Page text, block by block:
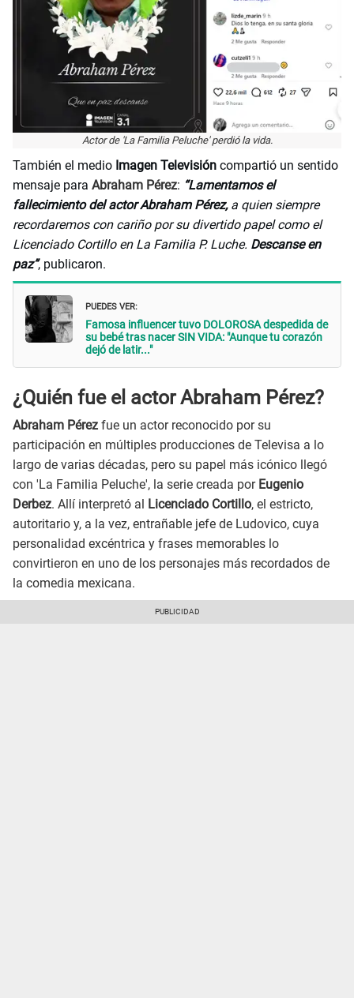
Actor de 'La Familia Peluche' perdió la vida.
También el medio Imagen Televisión compartió un sentido
mensaje para Abraham Pérez: “Lamentamos el
fallecimiento del actor Abraham Pérez,a quien siempre
recordaremos con cariño por su divertido papel como el
Licenciado Cortillo en La Familia P. Luche. Descanse en
paz”, publicaron.
PUEDES VER:
Famosa influencer tuvo DOLOROSA despedida de
su bebé tras nacer SIN VIDA: "Aunque tu corazón
dejó de latir..."
¿Quién fue el actor Abraham Pérez?
Abraham Pérez fue un actor reconocido por su
participación en múltiples producciones de Televisa a lo
largo de varias décadas, pero su papel más icónico llegó
con 'La Familia Peluche', la serie creada por Eugenio
Derbez. Allí interpretó al Licenciado Cortillo, el estricto,
autoritario y, a la vez, entrañable jefe de Ludovico, cuya
personalidad excéntrica y frases memorables lo
convirtieron en uno de los personajes más recordados de
la comedia mexicana.